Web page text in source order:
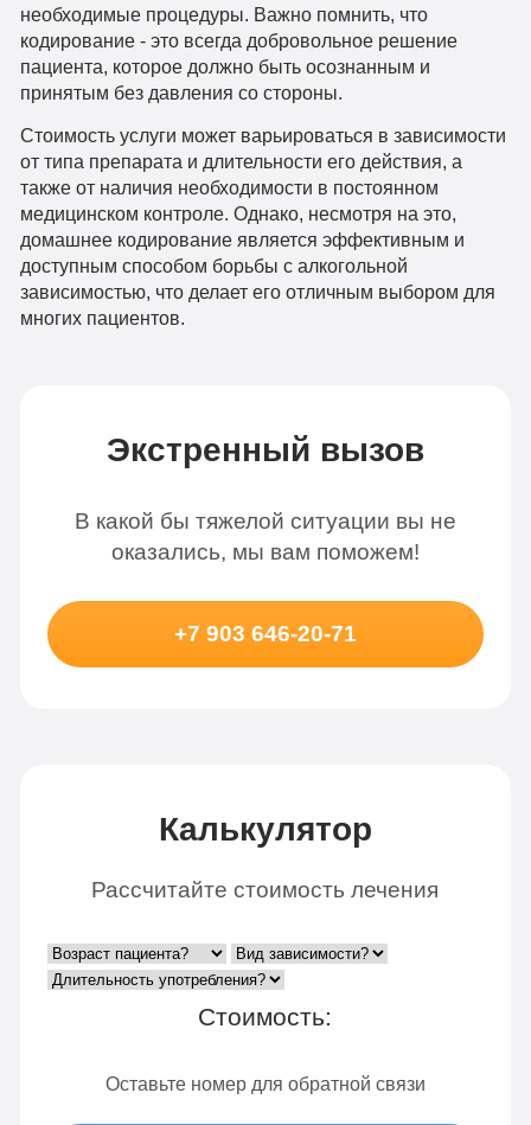
необходимые процедуры. Важно помнить, что
кодирование - это всегда добровольное решение
пациента, которое должно быть осознанным и
принятым без давления со стороны.
Стоимость услуги может варьироваться в зависимости
от типа препарата и длительности его действия, а
также от наличия необходимости в постоянном
медицинском контроле. Однако, несмотря на это,
домашнее кодирование является эффективным и
доступным способом борьбы с алкогольной
зависимостью, что делает его отличным выбором для
многих пациентов.
Экстренный вызов
В какой бы тяжелой ситуации вы не
оказались, мы вам поможем!
+7 903 646-20-71
Калькулятор
Рассчитайте стоимость лечения
Стоимость:
Оставьте номер для обратной связи